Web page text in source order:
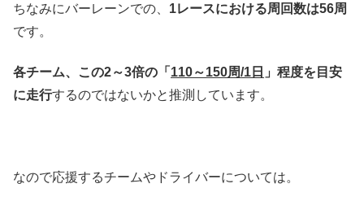
ちなみにバーレーンでの、 1レースにおける周回数は56周
です。
各チーム、この2～3倍の「 110～150周/1日 」程度を目安
に走行するのではないかと推測しています。
なので応援するチームやドライバーについては。